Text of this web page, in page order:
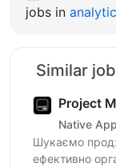
jobs in
Similar
Project
Native
Шукаємо
ефективно